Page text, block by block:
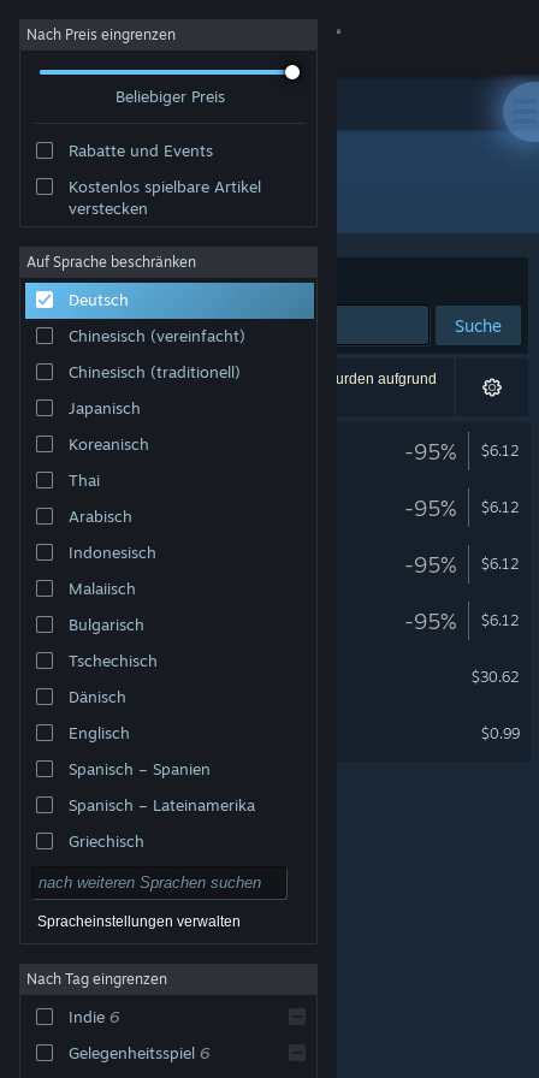
Anmelden
Info
Support
Sprache ändern
Steam-Mobile-App herunterladen
Desktopversion anzeigen
© Valve Corporation. Alle Rechte vorbehalten. Alle
USA und anderen Ländern.
Rechtliches
Nutzungsvertrag
Nach Preis eingrenzen
Beliebiger Preis
Rabatte und Events
Kostenlos spielbare Artikel
verstecken
Auf Sprache beschränken
Deutsch
Chinesisch (vereinfacht)
Chinesisch (traditionell)
Japanisch
Koreanisch
Thai
Arabisch
Indonesisch
Malaiisch
Bulgarisch
Tschechisch
Dänisch
Englisch
Spanisch – Spanien
Spanisch – Lateinamerika
Griechisch
Spracheinstellungen verwalten
Nach Tag eingrenzen
Indie 6
Gelegenheitsspiel 6
Entwickler: PreoNus Games
Sortieren nach Relevanz
Suche
6 Ergebnisse entsprechen Ihrer Suche. 4 Titel wurden aufgrund
Ihrer Einstellungen ausgeschlossen.
-95% $6.12
-95% $6.12
-95% $6.12
-95% $6.12
Wordle 5
$30.62
$0.99